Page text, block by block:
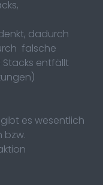
dadurch
falsche
Stacks entfällt
es wesentlich
bzw.